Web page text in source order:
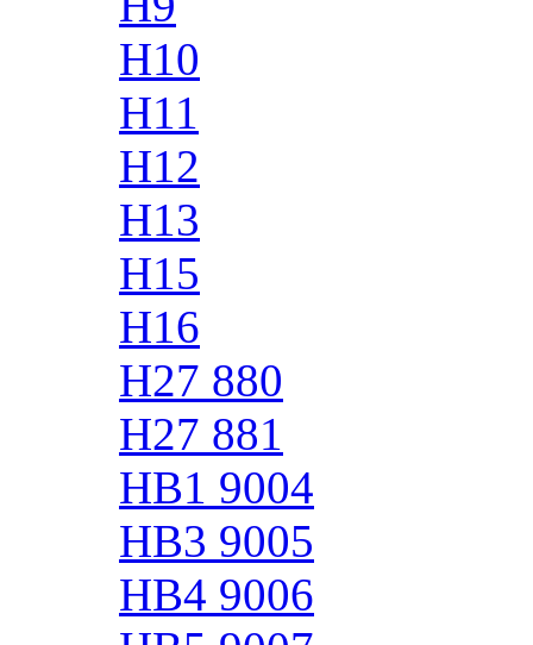
H10
H11
H12
H13
H15
H16
H27 880
H27 881
HB1 9004
HB3 9005
HB4 9006